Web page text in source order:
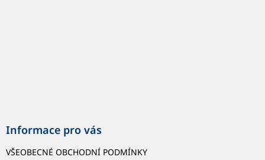
Informace pro vás
VŠEOBECNÉ OBCHODNÍ PODMÍNKY